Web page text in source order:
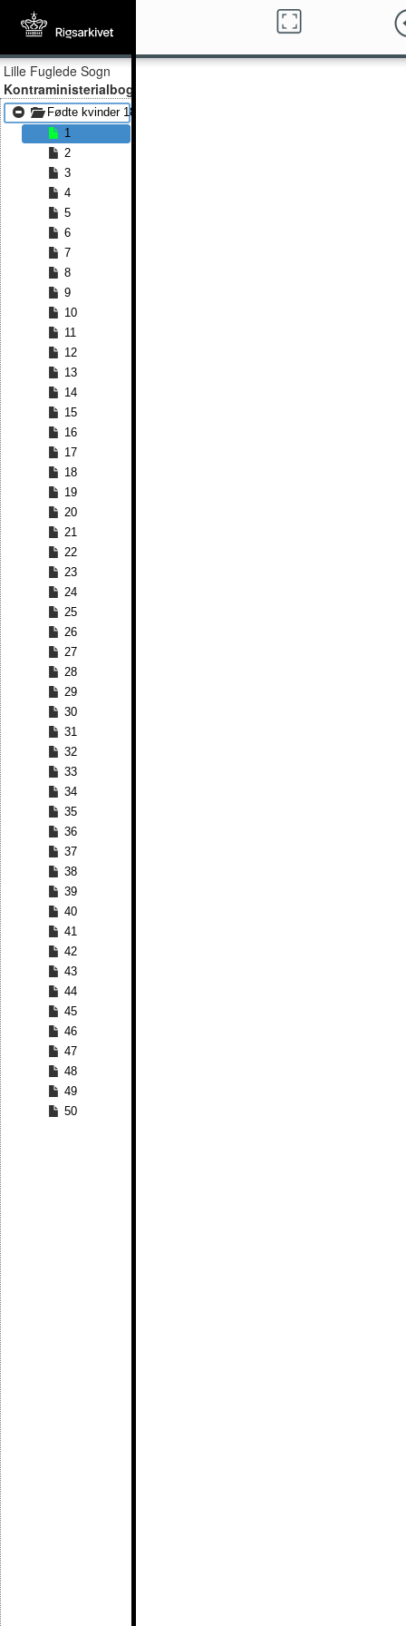
Lille Fuglede Sogn
Kontraministerialbog
Fødte kvinder 1812 - Fødte kvinder 1847
1
2
3
4
5
6
7
8
9
10
11
12
13
14
15
16
17
18
19
20
21
22
23
24
25
26
27
28
29
30
31
32
33
34
35
36
37
38
39
40
41
42
43
44
45
46
47
48
49
50